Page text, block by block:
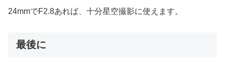
24mmでF2.8あれば、十分星空撮影に使えます。
最後に